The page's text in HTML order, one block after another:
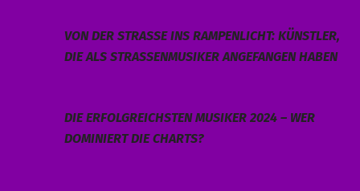
VON DER STRASSE INS RAMPENLICHT: KÜNSTLER, D
IE ALS STRASSENMUSIKER ANGEFANGEN HABEN
DIE ERFOLGREICHSTEN MUSIKER 2024 – WER
DOMINIERT DIE CHARTS?